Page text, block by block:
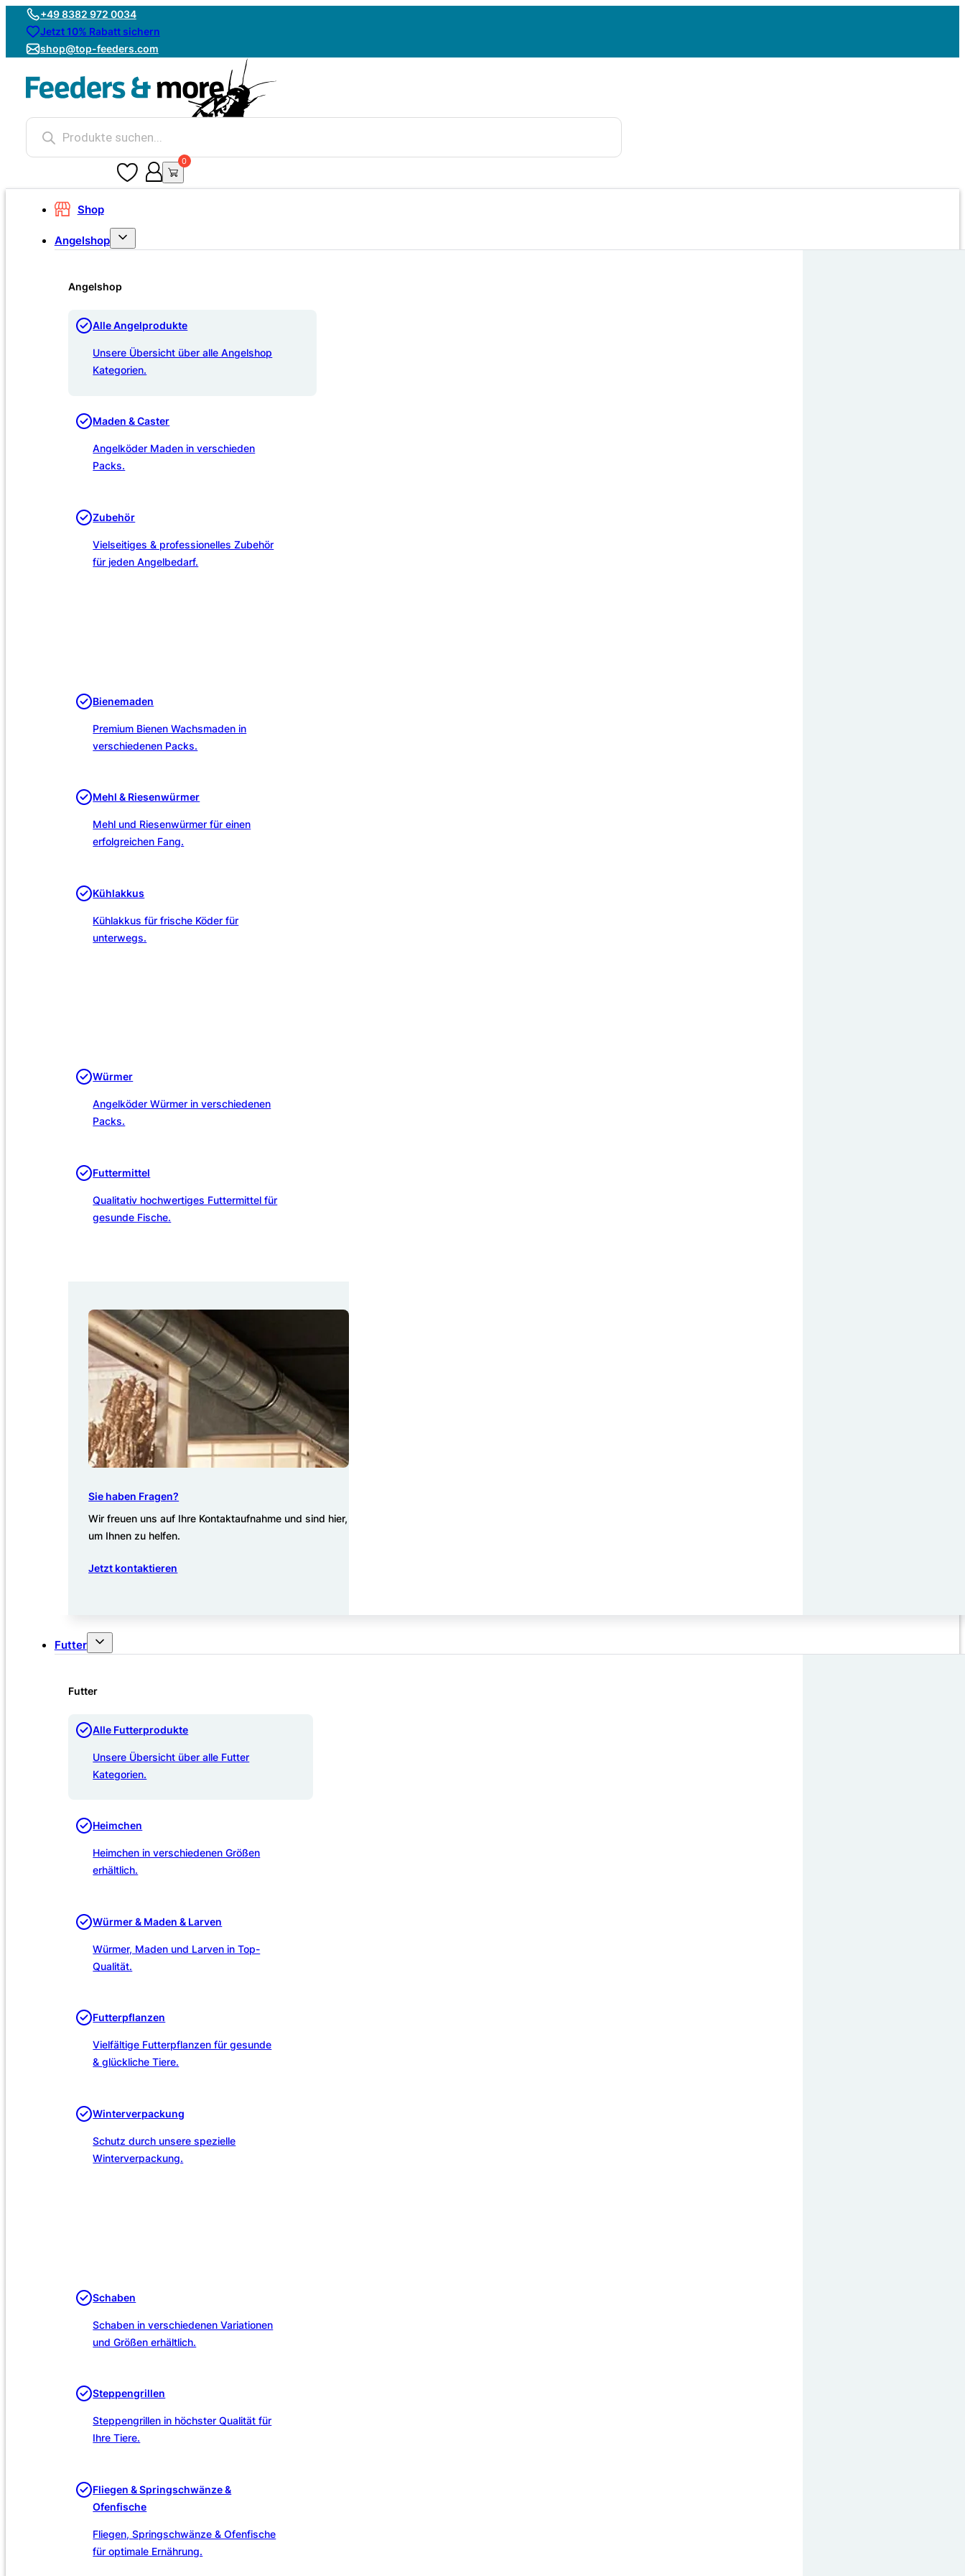
+49 8382 972 0034
Jetzt 10% Rabatt sichern
shop@top-feeders.com
Products
search
0 0
Shop
Angelshop
Angelshop
Alle Angelprodukte
Unsere Übersicht über alle Angelshop
Kategorien.
Maden & Caster
Angelköder Maden in verschieden
Packs.
Zubehör
Vielseitiges & professionelles Zubehör
für jeden Angelbedarf.
Bienemaden
Premium Bienen Wachsmaden in
verschiedenen Packs.
Mehl & Riesenwürmer
Mehl und Riesenwürmer für einen
erfolgreichen Fang.
Kühlakkus
Kühlakkus für frische Köder für
unterwegs.
Würmer
Angelköder Würmer in verschiedenen
Packs.
Futtermittel
Qualitativ hochwertiges Futtermittel für
gesunde Fische.
Sie haben Fragen?
Wir freuen uns auf Ihre Kontaktaufnahme und sind hier,
um Ihnen zu helfen.
Jetzt kontaktieren
Futter
Futter
Alle Futterprodukte
Unsere Übersicht über alle Futter
Kategorien.
Heimchen
Heimchen in verschiedenen Größen
erhältlich.
Würmer & Maden & Larven
Würmer, Maden und Larven in Top-
Qualität.
Futterpflanzen
Vielfältige Futterpflanzen für gesunde
& glückliche Tiere.
Winterverpackung
Schutz durch unsere spezielle
Winterverpackung.
Schaben
Schaben in verschiedenen Variationen
und Größen erhältlich.
Steppengrillen
Steppengrillen in höchster Qualität für
Ihre Tiere.
Fliegen & Springschwänze &
Ofenfische
Fliegen, Springschwänze & Ofenfische
für optimale Ernährung.